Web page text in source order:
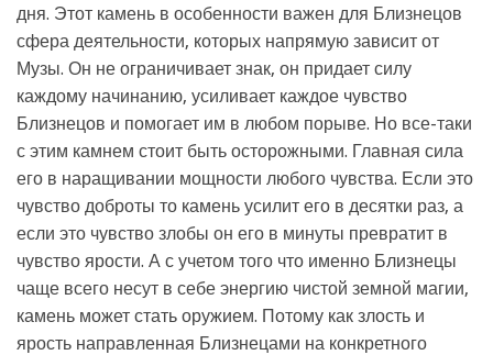
дня. Этот камень в особенности важен для Близнецов
сфера деятельности, которых напрямую зависит от
Музы. Он не ограничивает знак, он придает силу
каждому начинанию, усиливает каждое чувство
Близнецов и помогает им в любом порыве. Но все-таки
с этим камнем стоит быть осторожными. Главная сила
его в наращивании мощности любого чувства. Если это
чувство доброты то камень усилит его в десятки раз, а
если это чувство злобы он его в минуты превратит в
чувство ярости. А с учетом того что именно Близнецы
чаще всего несут в себе энергию чистой земной магии,
камень может стать оружием. Потому как злость и
ярость направленная Близнецами на конкретного